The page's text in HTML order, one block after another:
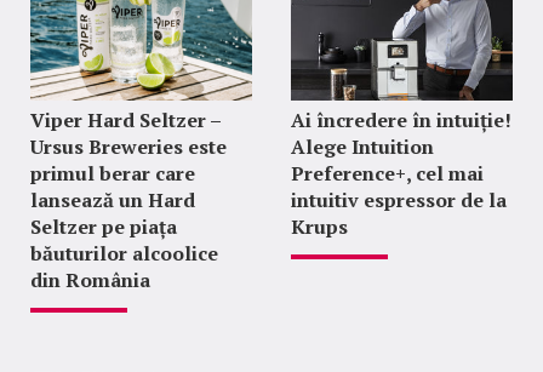
Viper Hard Seltzer –
Ursus Breweries este
primul berar care
lansează un Hard
Seltzer pe piața
băuturilor alcoolice
din România
Ai încredere în intuiție!
Alege Intuition
Preference+, cel mai
intuitiv espressor de la
Krups